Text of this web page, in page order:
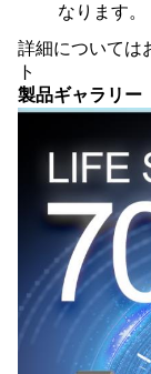
なります。
詳細については
ト
製品ギャラリー